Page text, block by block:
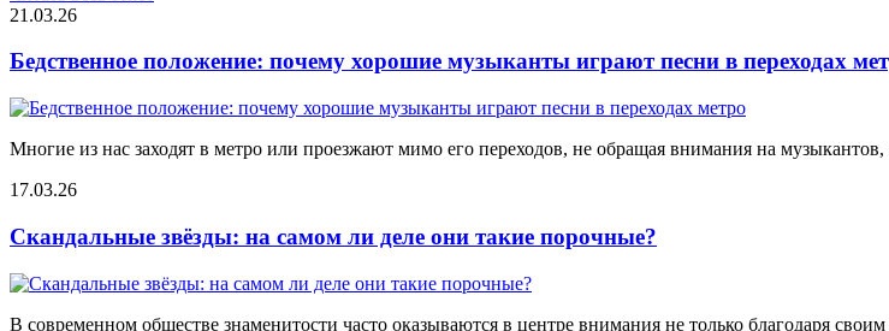
21.03.26
Бедственное положение: почему хорошие музыканты играют песни в переходах
Многие из нас заходят в метро или проезжают мимо его переходов, не обращая внимания на музыкантов,
17.03.26
Скандальные звёзды: на самом ли деле они такие порочные?
В современном обществе знаменитости часто оказываются в центре внимания не только благодаря своим